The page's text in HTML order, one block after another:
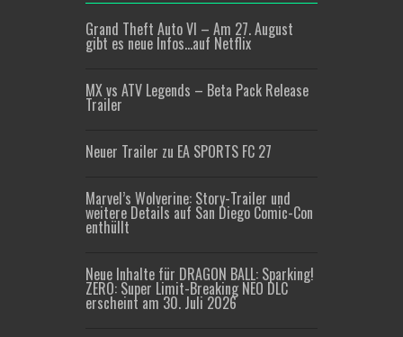
Grand Theft Auto VI – Am 27. August
gibt es neue Infos…auf Netflix
MX vs ATV Legends – Beta Pack Release
Trailer
Neuer Trailer zu EA SPORTS FC 27
Marvel’s Wolverine: Story-Trailer und
weitere Details auf San Diego Comic-Con
enthüllt
Neue Inhalte für DRAGON BALL: Sparking!
ZERO: Super Limit-Breaking NEO DLC
erscheint am 30. Juli 2026